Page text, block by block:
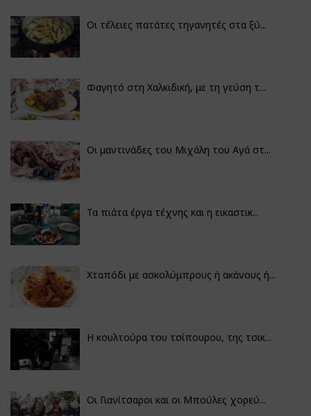
Οι τέλειες πατάτες τηγανητές στα ξύ...
Φαγητό στη Χαλκιδική, με τη γεύση τ...
Οι μαντινάδες του Μιχάλη του Αγά στ...
Τα πιάτα έργα τέχνης και η εικαστικ...
Χταπόδι με ασκολύμπρους ή ακάνους ή...
Η κουλτούρα του τσίπουρου, της τσικ...
Οι Γιανίτσαροι και οι Μπούλες χορεύ...